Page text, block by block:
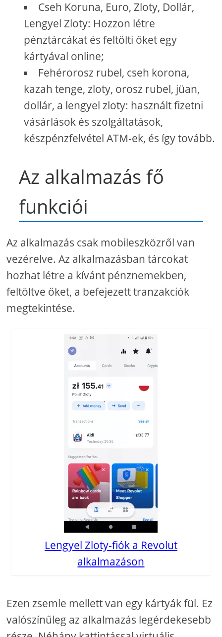
Cseh Koruna, Euro, Zloty, Dollár,
Lengyel Zloty: Hozzon létre
pénztárcákat és feltölti őket egy
kártyával online;
Fehérorosz rubel, cseh korona,
kazah tenge, zloty, orosz rubel, jüan,
dollár, a lengyel zloty: használt fizetni
vásárlások és szolgáltatások,
készpénzfelvétel ATM-ek, és így tovább.
Az alkalmazás fő
funkciói
Az alkalmazás csak mobileszközről van
vezérelve. Az alkalmazásban tárcokat
hozhat létre a kívánt pénznemekben,
feltöltve őket, a befejezett tranzakciók
megtekintése.
Lengyel Zloty-fiók a Revolut
alkalmazáson
Ezen zsemle mellett van egy kártyák fül. Ez
valószínűleg az alkalmazás legérdekesebb